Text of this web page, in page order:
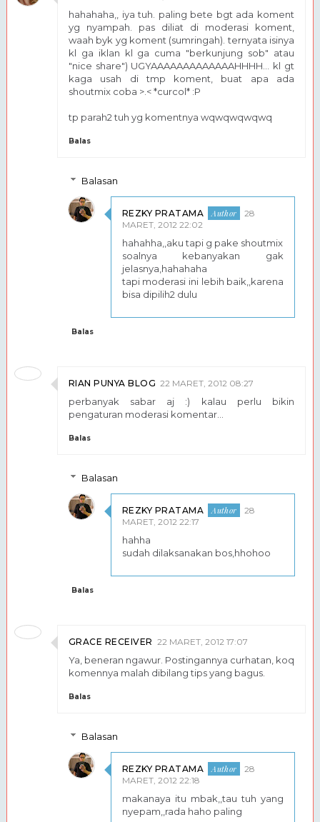
hahahaha,, iya tuh. paling bete bgt ada koment
yg nyampah. pas diliat di moderasi koment,
waah byk yg koment (sumringah). ternyata isinya
kl ga iklan kl ga cuma "berkunjung sob" atau
"nice share") UGYAAAAAAAAAAAAAHHHH... kl gt
kaga usah di tmp koment, buat apa ada
shoutmix coba >.< *curcol* :P
tp parah2 tuh yg komentnya wqwqwqwqwq
Balas
Balasan
REZKY PRATAMA
28
MARET, 2012 22:02
hahahha,,aku tapi g pake shoutmix
soalnya kebanyakan gak
jelasnya,hahahaha
tapi moderasi ini lebih baik,,karena
bisa dipilih2 dulu
Balas
RIAN PUNYA BLOG 22 MARET, 2012 08:27
perbanyak sabar aj :) kalau perlu bikin
pengaturan moderasi komentar...
Balas
Balasan
REZKY PRATAMA
28
MARET, 2012 22:17
hahha
sudah dilaksanakan bos,hhohoo
Balas
GRACE RECEIVER 22 MARET, 2012 17:07
Ya, beneran ngawur. Postingannya curhatan, koq
komennya malah dibilang tips yang bagus.
Balas
Balasan
REZKY PRATAMA
28
MARET, 2012 22:18
makanaya itu mbak,,tau tuh yang
nyepam,,rada haho paling